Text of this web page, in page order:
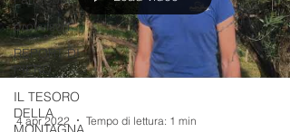
provvisori
REPORT DI
PIERO
IL TESORO
DELLA
4 apr 2022 Tempo di lettura: 1 min